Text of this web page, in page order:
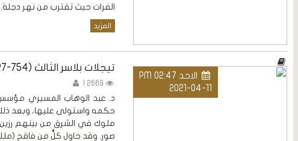
الفرات حيث تقترب من نهر دجلة.
المزيد
الاحد PM 02:47
2021-04-11
تيجلات بلاسر الثالث (754-727 ق.م) - سرجون الثاني (721-705 ق.م)
د. عبد الوهاب المسيري مؤسس
حكمه واستولى عليها، وبعد
ملوك في الشرق من بينهم
صور. وقد حاول كلٌّ من فاقح